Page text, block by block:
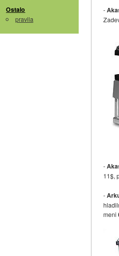
Ostalo
pravila
-
-
11$,
-
meni